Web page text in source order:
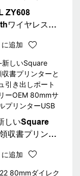
ZY608
ワイヤレスサ
速POSプリン
追加
しいSquare
収書プリンタ
クトリーOEM
マルビルプリ
追加